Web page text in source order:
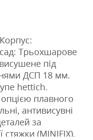
Трьохшарове
під
ДСП 18 мм.
hettich.
плавного
антивисувні
за
(MINIFIX).